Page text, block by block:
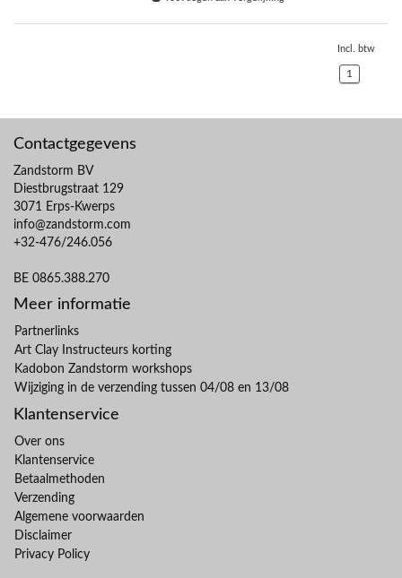
Incl. btw
1
Contactgegevens
Zandstorm BV
Diestbrugstraat 129
3071 Erps-Kwerps
info@zandstorm.com
+32-476/246.056
BE 0865.388.270
Meer informatie
Partnerlinks
Art Clay Instructeurs korting
Kadobon Zandstorm workshops
Wijziging in de verzending tussen 04/08 en 13/08
Klantenservice
Over ons
Klantenservice
Betaalmethoden
Verzending
Algemene voorwaarden
Disclaimer
Privacy Policy